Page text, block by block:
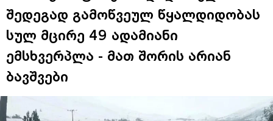
შედეგად გამოწვეულ წყალდიდობას
სულ მცირე 49 ადამიანი
ემსხვერპლა - მათ შორის არიან
ბავშვები